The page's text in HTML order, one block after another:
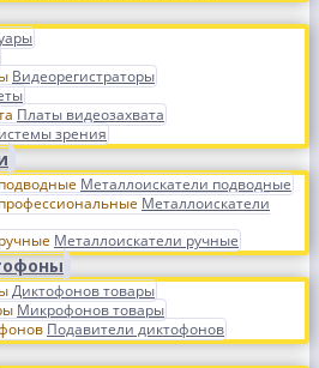
Видеорегистраторы
Платы видеозахвата
зрения
Металлоискатели подводные
Металлоискатели
Металлоискатели ручные
Диктофонов товары
Микрофонов товары
Подавители диктофонов